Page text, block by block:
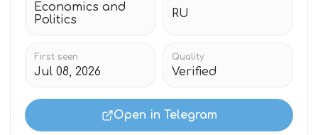
Economics and
Politics
RU
First seen
Jul 08, 2026
Quality
Verified
Open in Telegram